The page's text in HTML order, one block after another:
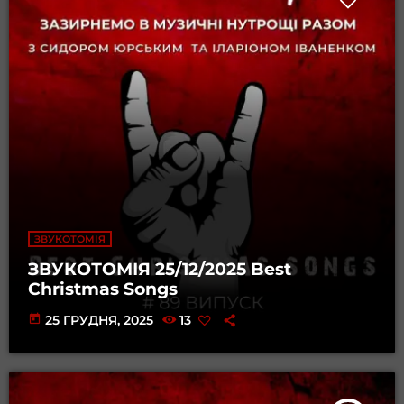
ЗВУКОТОМІЯ
ЗВУКОТОМІЯ 25/12/2025 Best
Christmas Songs
today 25 ГРУДНЯ, 2025 13